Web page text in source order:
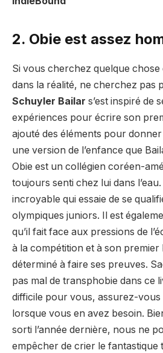
2. Obie est assez
Si vous cherchez quelque chose
dans la réalité, ne cherchez pas
Schuyler Bailar s’est inspiré de
expériences pour écrire son
ajouté des éléments pour
une version de l’enfance que
Obie est un collégien coréen-
toujours senti chez lui dans
incroyable qui essaie de se
olympiques juniors. Il est
qu’il fait face aux pressions de
à la compétition et à son premier
déterminé à faire ses preuves.
pas mal de transphobie dans ce
difficile pour vous, assurez-vous
lorsque vous en avez besoin.
sorti l’année dernière, nous ne
empêcher de crier le fantastique